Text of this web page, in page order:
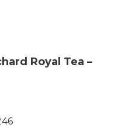
Royal Tea –